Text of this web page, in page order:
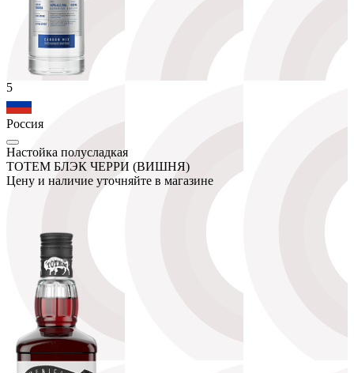
5
Россия
Настойка полусладкая
ТОТЕМ БЛЭК ЧЕРРИ (ВИШНЯ)
Цену и наличие уточняйте в магазине